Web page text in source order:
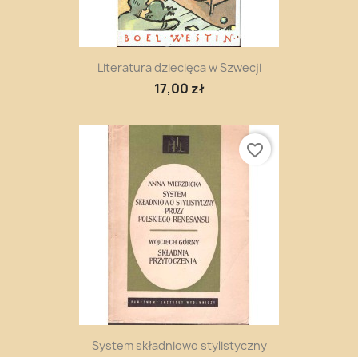
Literatura dziecięca w Szwecji
17,00 zł
System składniowo stylistyczny
favorite_border